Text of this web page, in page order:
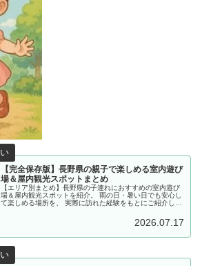
【完全保存版】長野県の親子で楽しめる室内遊び
場＆屋内観光スポットまとめ
【エリア別まとめ】長野県の子連れにおすすめの室内遊び
場＆屋内観光スポットを紹介。 雨の日・暑い日でも安心し
て楽しめる場所を、 実際に訪れた経験をもとにご紹介して
2026.07.17